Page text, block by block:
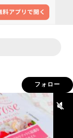
フォロー